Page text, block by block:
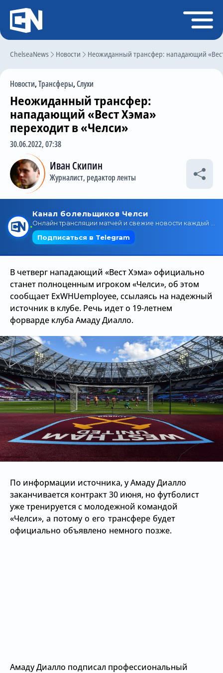
ChelseaNews Новости Неожиданный трансфер: нападающий
Новости,Трансферы,Слухи
Неожиданный трансфер:
нападающий «Вест Хэма»
переходит в «Челси»
30.06.2022, 07:38
Иван Скипин
Журналист, редактор ленты
В четверг нападающий «Вест Хэма» официально
станет полноценным игроком «Челси», об этом
сообщает ExWHUemployee, ссылаясь на надежный
источник в клубе. Речь идет о 19-летнем
форварде клуба Амаду Диалло.
По информации источника, у Амаду Диалло
заканчивается контракт 30 июня, но футболист
уже тренируется с молодежной командой
«Челси», а потому о его трансфере будет
официально объявлено немного позже.
Амаду Диалло подписал профессиональный
Регистрация
Главная
Чат
Трансферы
Слухи
История Челси
Статистика
Календарь игр
Поиск по сайту
Трансляции
О сайте
Контакты